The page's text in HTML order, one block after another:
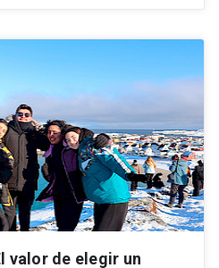
valor de elegir un